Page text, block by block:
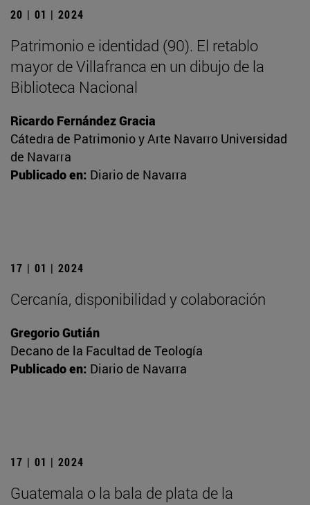
20 | 01 | 2024
Patrimonio e identidad (90). El retablo
mayor de Villafranca en un dibujo de la
Biblioteca Nacional
Ricardo Fernández Gracia
Cátedra de Patrimonio y Arte Navarro Universidad
de Navarra
Publicado en: Diario de Navarra
17 | 01 | 2024
Cercanía, disponibilidad y colaboración
Gregorio Gutián
Decano de la Facultad de Teología
Publicado en: Diario de Navarra
17 | 01 | 2024
Guatemala o la bala de plata de la